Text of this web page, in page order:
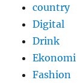
country
Digital
Drink
Ekonomi
Fashion